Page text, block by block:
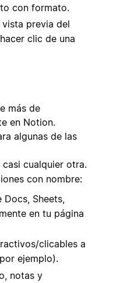
con formato.
vista previa del
clic de una
más de
en Notion.
algunas de las
cualquier otra.
con nombre:
Docs, Sheets,
en tu página
clicables a
por ejemplo).
notas y